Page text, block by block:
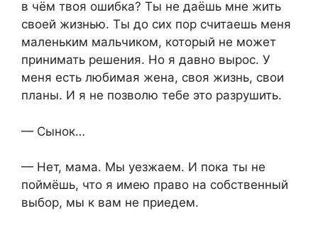
в чём твоя ошибка? Ты не даёшь мне жить
своей жизнью. Ты до сих пор считаешь меня
маленьким мальчиком, который не может
принимать решения. Но я давно вырос. У
меня есть любимая жена, своя жизнь, свои
планы. И я не позволю тебе это разрушить.
— Сынок…
— Нет, мама. Мы уезжаем. И пока ты не
поймёшь, что я имею право на собственный
выбор, мы к вам не приедем.